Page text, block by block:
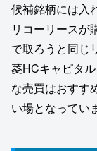
候補銘柄には入
リコーリースが
で取ろうと同じ
菱HCキャピタ
な売買はおすす
い場となってい